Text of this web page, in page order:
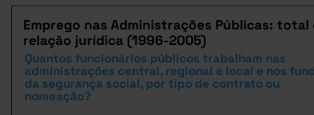
Emprego nas Administrações Públicas: total
relação jurídica (1996-2005)
Quantos funcionários públicos trabalham nas
administrações central, regional e local e nos
da segurança social, por tipo de contrato ou
nomeação?